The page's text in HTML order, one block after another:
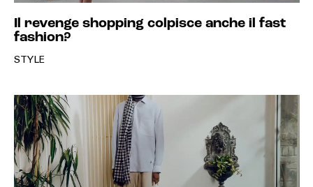
Il revenge shopping colpisce anche il fast
fashion?
STYLE